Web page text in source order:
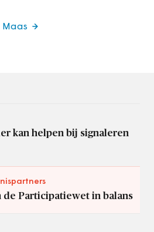
Maas
kan helpen bij signaleren
Participatiewet in balans